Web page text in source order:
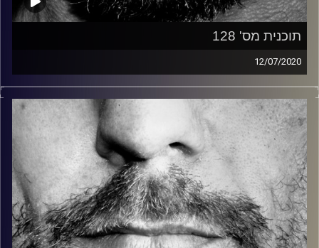
תוכנית מס' 128
12/07/2020
זיפים, מוזיקה מחוספסת של הופעות חיות. הרבה ג'אם, רוק,
בלוז, bluegrass, ג'אז, Fאנק, פרוגרסיב ואפילו אלקטרוניקה.
כל מה שחי, אמיתי ונושם.
עם שמוליק רגב.
קרדיט תמונות: David Goehring